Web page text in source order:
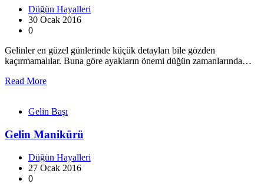
Düğün Hayalleri
30 Ocak 2016
0
Gelinler en güzel günlerinde küçük detayları bile gözden
kaçırmamalılar. Buna göre ayakların önemi düğün zamanlarında…
Read More
Gelin Başı
Gelin Manikürü
Düğün Hayalleri
27 Ocak 2016
0